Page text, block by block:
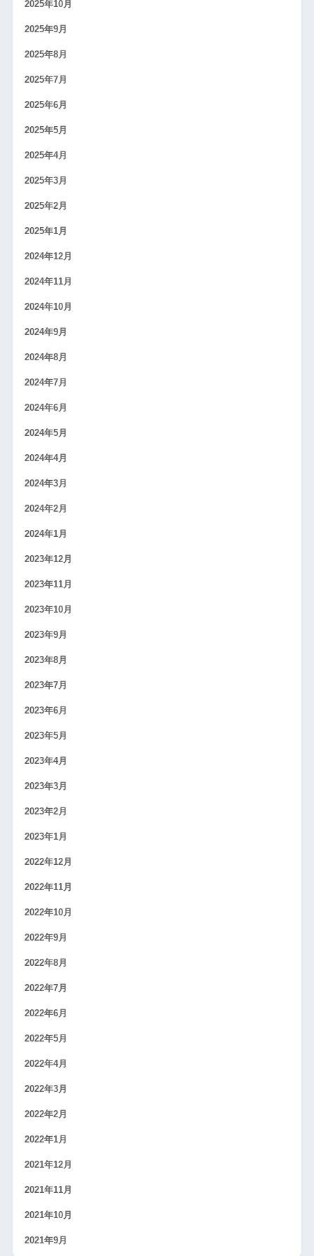
2025年10月
2025年9月
2025年8月
2025年7月
2025年6月
2025年5月
2025年4月
2025年3月
2025年2月
2025年1月
2024年12月
2024年11月
2024年10月
2024年9月
2024年8月
2024年7月
2024年6月
2024年5月
2024年4月
2024年3月
2024年2月
2024年1月
2023年12月
2023年11月
2023年10月
2023年9月
2023年8月
2023年7月
2023年6月
2023年5月
2023年4月
2023年3月
2023年2月
2023年1月
2022年12月
2022年11月
2022年10月
2022年9月
2022年8月
2022年7月
2022年6月
2022年5月
2022年4月
2022年3月
2022年2月
2022年1月
2021年12月
2021年11月
2021年10月
2021年9月